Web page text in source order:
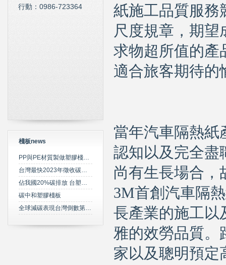
行動：0986-723364
棧板news
PP與PE材質製做塑膠棧板之特性比較
台灣最快2023年徵收碳費 擬定期調升費率
佔我國20%碳排放 台塑規劃2050年達成淨零碳排
碳中和塑膠棧板
全球減碳表現台灣倒數第三 綠委年底提「氣候變遷法」草案雪恥
紙施工品質服務
尺度規章，期
求物超所值的產
適合旅客期待的
當年汽車隔熱紙
認知以及完全盡
尚有生長場合，
3M首創汽車隔
長產業的施工以
雅的效勞品質。
家以及聰明預定